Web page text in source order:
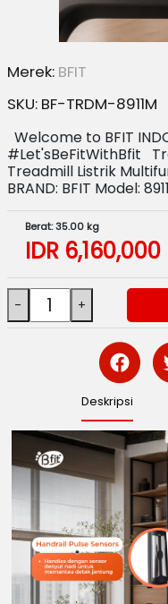
Merek: BFIT
SKU: BF-TRDM-8911M
Welcome to BFIT
#Let'sBeFitWithBfit
Treadmill Listrik
BRAND: BFIT Model:
Berat: 35.00 kg
IDR 6,160,000
Deskripsi